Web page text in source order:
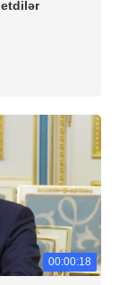
etdilər
00:00:18